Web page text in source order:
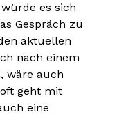
es sich
Gespräch zu
aktuellen
nach einem
wäre auch
geht mit
eine